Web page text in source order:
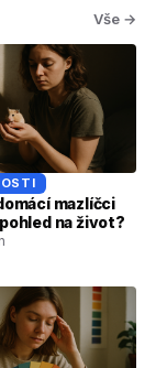
Vše →
mazlíčci
na život?